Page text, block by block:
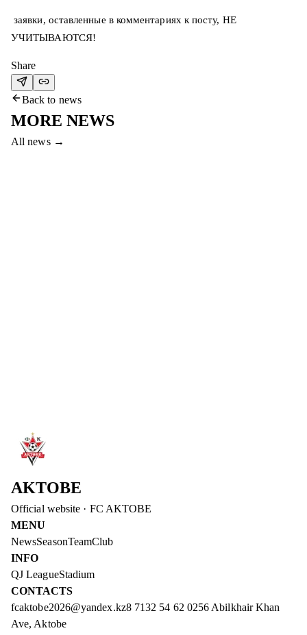
заявки, оставленные в комментариях к посту, НЕ
УЧИТЫВАЮТСЯ!
Share
Back to news
MORE NEWS
All news→
Read more
AKTOBE
Official website · FC AKTOBE
MENU
NewsSeasonTeamClub
INFO
QJ LeagueStadium
CONTACTS
fcaktobe2026@yandex.kz8 7132 54 62 0256 Abilkhair Khan
Ave, Aktobe